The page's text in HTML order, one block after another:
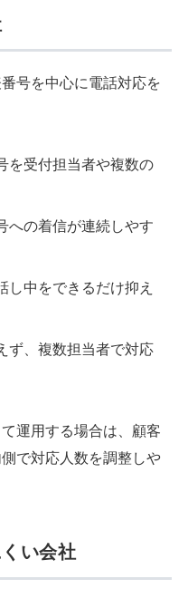
号を中心に電話対応を
を受付担当者や複数の
への着信が連続しやす
し中をできるだけ抑え
ず、複数担当者で対応
運用する場合は、顧客
で対応人数を調整しや
い会社